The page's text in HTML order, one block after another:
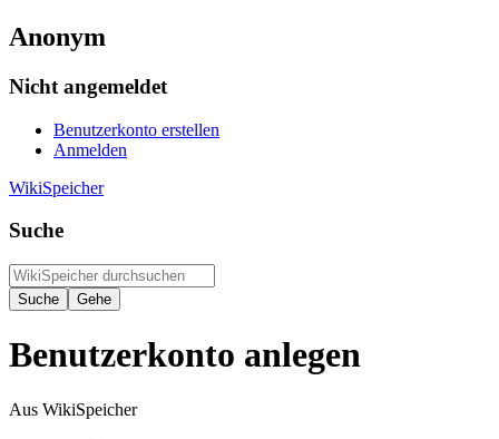
Anonym
Nicht angemeldet
Benutzerkonto erstellen
Anmelden
WikiSpeicher
Suche
Benutzerkonto anlegen
Aus WikiSpeicher